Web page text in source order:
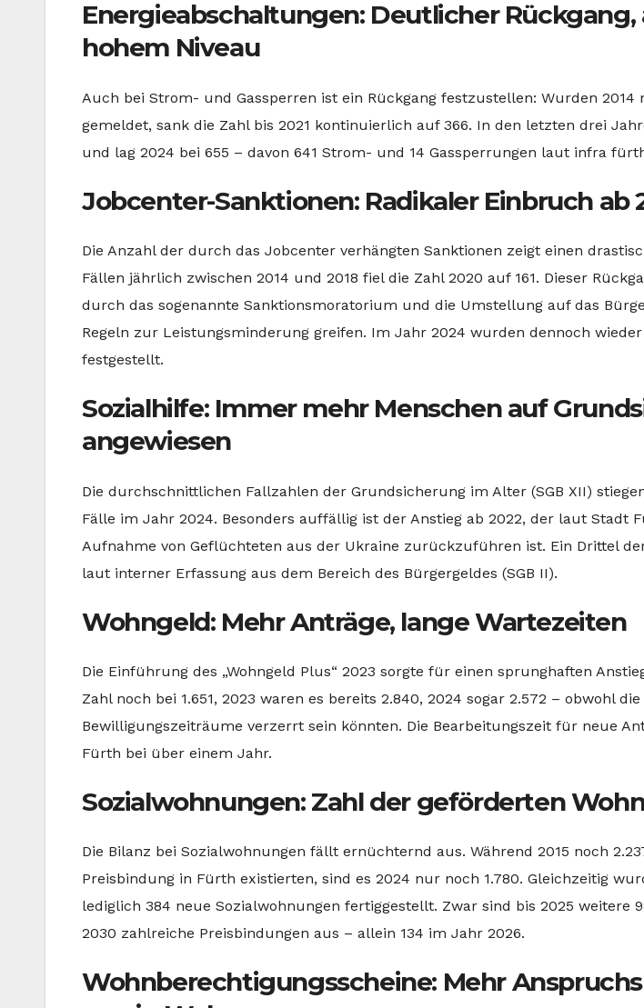
Energieabschaltungen: Deutlicher
hohem Niveau
Auch bei Strom- und Gassperren ist ein Rückgang festzustellen: Wurden 2014
gemeldet, sank die Zahl bis 2021 kontinuierlich auf 366. In den letzten drei
und lag 2024 bei 655 – davon 641 Strom- und 14 Gassperrungen laut infra
Jobcenter-Sanktionen: Radikaler Einbruch ab
Die Anzahl der durch das Jobcenter verhängten Sanktionen zeigt einen
Fällen jährlich zwischen 2014 und 2018 fiel die Zahl 2020 auf 161. Dieser
durch das sogenannte Sanktionsmoratorium und die Umstellung auf das
Regeln zur Leistungsminderung greifen. Im Jahr 2024 wurden dennoch
festgestellt.
Sozialhilfe: Immer mehr Menschen auf
angewiesen
Die durchschnittlichen Fallzahlen der Grundsicherung im Alter (SGB XII) stiegen
Fälle im Jahr 2024. Besonders auffällig ist der Anstieg ab 2022, der laut Stadt
Aufnahme von Geflüchteten aus der Ukraine zurückzuführen ist. Ein Drittel
laut interner Erfassung aus dem Bereich des Bürgergeldes (SGB II).
Wohngeld: Mehr Anträge, lange Wartezeiten
Die Einführung des „Wohngeld Plus“ 2023 sorgte für einen sprunghaften
Zahl noch bei 1.651, 2023 waren es bereits 2.840, 2024 sogar 2.572 – obwohl
Bewilligungszeiträume verzerrt sein könnten. Die Bearbeitungszeit für neue
Fürth bei über einem Jahr.
Sozialwohnungen: Zahl der geförderten
Die Bilanz bei Sozialwohnungen fällt ernüchternd aus. Während 2015 noch
Preisbindung in Fürth existierten, sind es 2024 nur noch 1.780. Gleichzeitig
lediglich 384 neue Sozialwohnungen fertiggestellt. Zwar sind bis 2025 weitere
2030 zahlreiche Preisbindungen aus – allein 134 im Jahr 2026.
Wohnberechtigungsscheine: Mehr